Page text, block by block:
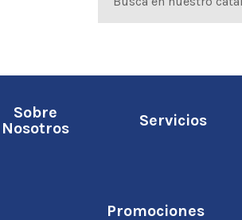
Sobre
Nosotros
Servicios
Promociones